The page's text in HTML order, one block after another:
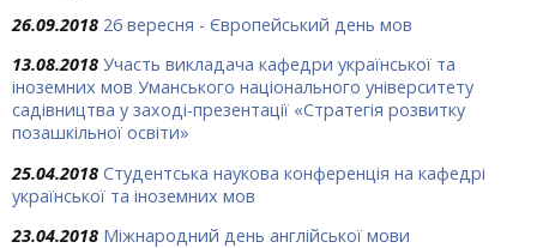
26.09.2018 26 вересня - Європейський день мов
13.08.2018 Участь викладача кафедри української та
іноземних мов Уманського національного університету
садівництва у заході-презентації «Стратегія розвитку
позашкільної освіти»
25.04.2018 Студентська наукова конференція на кафедрі
української та іноземних мов
23.04.2018 Міжнародний день англійської мови